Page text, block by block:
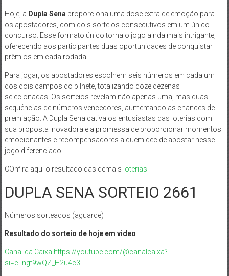
Hoje, a Dupla Sena proporciona uma dose extra de emoção para
os apostadores, com dois sorteios consecutivos em um único
concurso. Esse formato único torna o jogo ainda mais intrigante,
oferecendo aos participantes duas oportunidades de conquistar
prêmios em cada rodada.
Para jogar, os apostadores escolhem seis números em cada um
dos dois campos do bilhete, totalizando doze dezenas
selecionadas. Os sorteios revelam não apenas uma, mas duas
sequências de números vencedores, aumentando as chances de
premiação. A Dupla Sena cativa os entusiastas das loterias com
sua proposta inovadora e a promessa de proporcionar momentos
emocionantes e recompensadores a quem decide apostar nesse
jogo diferenciado.
COnfira aqui o resultado das demais loterias
DUPLA SENA SORTEIO 2661
Números sorteados (aguarde)
Resultado do sorteio de hoje em video
Canal da Caixa https://youtube.com/@canalcaixa?
si=eTngt9wQZ_H2u4c3